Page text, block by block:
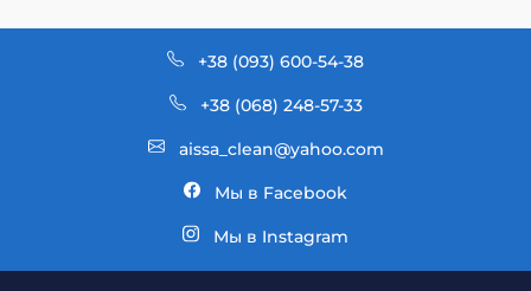
+38 (093) 600-54-38
+38 (068) 248-57-33
aissa_clean@yahoo.com
Мы в Facebook
Мы в Instagram